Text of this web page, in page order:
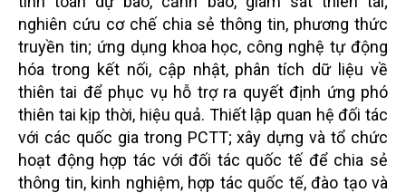
nghiên cứu cơ chế chia sẻ thông tin, phương thức
truyền tin; ứng dụng khoa học, công nghệ tự động
hóa trong kết nối, cập nhật, phân tích dữ liệu về
thiên tai để phục vụ hỗ trợ ra quyết định ứng phó
thiên tai kịp thời, hiệu quả. Thiết lập quan hệ đối tác
với các quốc gia trong PCTT; xây dựng và tổ chức
hoạt động hợp tác với đối tác quốc tế để chia sẻ
thông tin, kinh nghiệm, hợp tác quốc tế, đào tạo và